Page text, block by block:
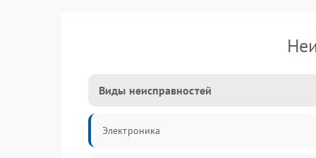
Виды неисправностей
Электроника